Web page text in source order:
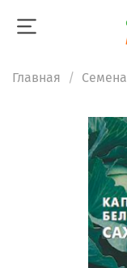
Главная Семена